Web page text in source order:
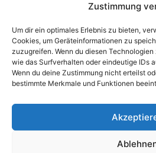
Zustimmung
Um dir ein optimales Erlebnis zu bieten,
Cookies, um Geräteinformationen zu
zuzugreifen. Wenn du diesen
wie das Surfverhalten oder eindeutige IDs
Wenn du deine Zustimmung nicht erteilst
bestimmte Merkmale und Funktionen
Nutzungsbedingungen|AGB|